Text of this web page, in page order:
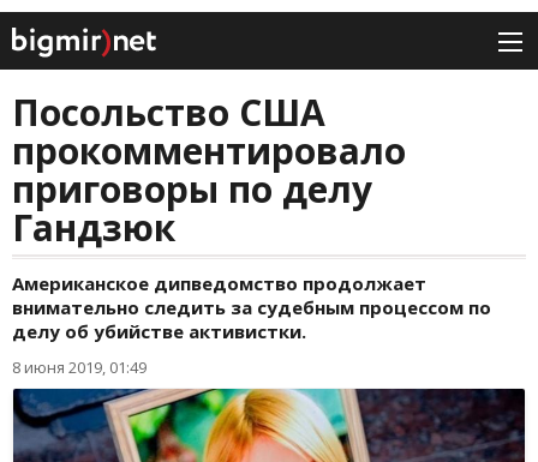
Посольство США
прокомментировало
приговоры по делу
Гандзюк
Американское дипведомство продолжает
внимательно следить за судебным процессом по
делу об убийстве активистки.
8 июня 2019, 01:49